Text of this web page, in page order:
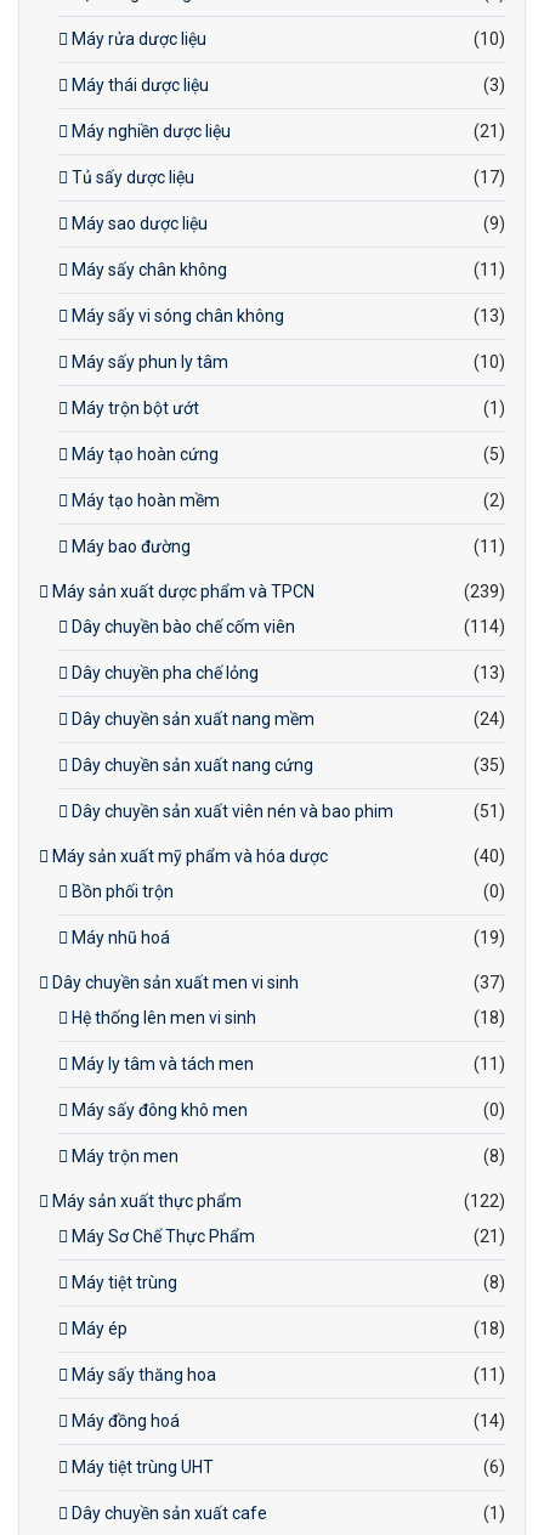
Máy rửa dược liệu (10)
Máy thái dược liệu (3)
Máy nghiền dược liệu (21)
Tủ sấy dược liệu (17)
Máy sao dược liệu (9)
Máy sấy chân không (11)
Máy sấy vi sóng chân không (13)
Máy sấy phun ly tâm (10)
Máy trộn bột ướt (1)
Máy tạo hoàn cứng (5)
Máy tạo hoàn mềm (2)
Máy bao đường (11)
Máy sản xuất dược phẩm và TPCN
(239)
Dây chuyền bào chế cốm viên
(114)
Dây chuyền pha chế lỏng (13)
Dây chuyền sản xuất nang mềm (24)
Dây chuyền sản xuất nang cứng (35)
Dây chuyền sản xuất viên nén và bao phim (51)
Máy sản xuất mỹ phẩm và hóa dược
(40)
Bồn phối trộn
(0)
Máy nhũ hoá (19)
Dây chuyền sản xuất men vi sinh
(37)
Hệ thống lên men vi sinh
(18)
Máy ly tâm và tách men (11)
Máy sấy đông khô men (0)
Máy trộn men (8)
Máy sản xuất thực phẩm
(122)
Máy Sơ Chế Thực Phẩm
(21)
Máy tiệt trùng (8)
Máy ép (18)
Máy sấy thăng hoa (11)
Máy đồng hoá (14)
Máy tiệt trùng UHT (6)
Dây chuyền sản xuất cafe (1)